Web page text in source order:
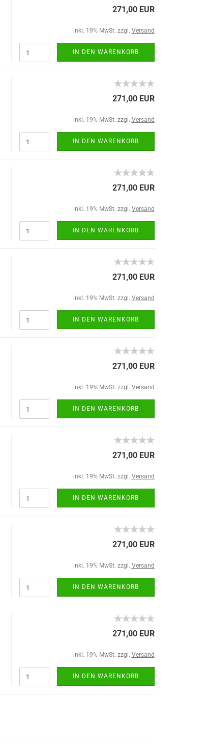
271,00 EUR
inkl. 19% MwSt. zzgl. Versand
IN DEN WARENKORB
271,00 EUR
inkl. 19% MwSt. zzgl. Versand
IN DEN WARENKORB
271,00 EUR
inkl. 19% MwSt. zzgl. Versand
IN DEN WARENKORB
271,00 EUR
inkl. 19% MwSt. zzgl. Versand
IN DEN WARENKORB
271,00 EUR
inkl. 19% MwSt. zzgl. Versand
IN DEN WARENKORB
271,00 EUR
inkl. 19% MwSt. zzgl. Versand
IN DEN WARENKORB
271,00 EUR
inkl. 19% MwSt. zzgl. Versand
IN DEN WARENKORB
271,00 EUR
inkl. 19% MwSt. zzgl. Versand
IN DEN WARENKORB